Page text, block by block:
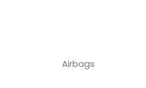
Airbags